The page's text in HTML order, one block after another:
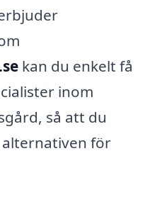
kan du enkelt få
inom
så att du
för